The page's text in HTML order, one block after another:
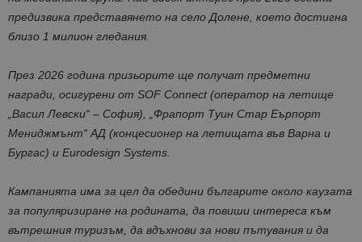
предизвика представянето на село Долене, което достигна
близо 1 милион гледания.
През 2026 година призьорите ще получат предметни
награди, осигурени от SOF Connect (оператор на летище
„Васил Левски“ – София), „Фрапорт Туин Стар Еърпорт
Мениджмънт“ АД (концесионер на летищата във Варна и
Бургас) и Eurodesign Systems.
Кампанията има за цел да обедини българите около каузата
за популяризиране на родината, да повиши интереса към
вътрешния туризъм, да вдъхнови за нови пътувания и да